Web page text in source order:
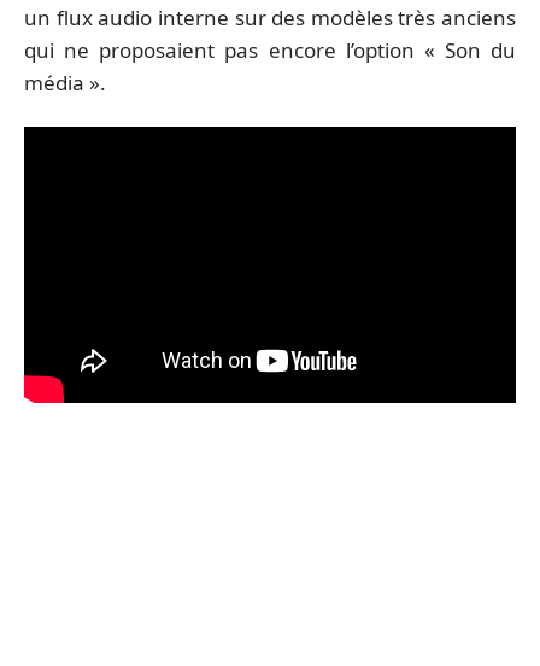
un flux audio interne sur des modèles très anciens
qui ne proposaient pas encore l’option « Son du
média ».